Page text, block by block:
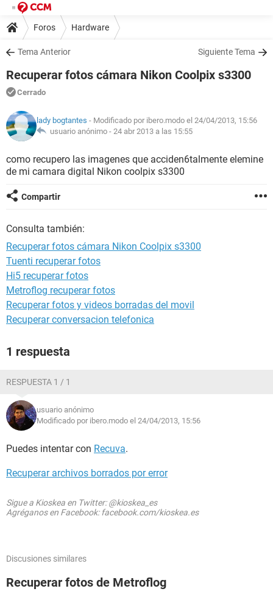
Foros Hardware
Tema Anterior Siguiente Tema
Recuperar fotos cámara Nikon Coolpix s3300
Cerrado
lady bogtantes - Modificado por ibero.modo el 24/04/2013, 15:56
usuario anónimo - 24 abr 2013 a las 15:55
como recupero las imagenes que acciden6talmente elemine
de mi camara digital Nikon coolpix s3300
Compartir
Consulta también:
Recuperar fotos cámara Nikon Coolpix s3300
Tuenti recuperar fotos
Hi5 recuperar fotos
Metroflog recuperar fotos
Recuperar fotos y videos borradas del movil
Recuperar conversacion telefonica
1 respuesta
RESPUESTA 1 / 1
usuario anónimo
Modificado por ibero.modo el 24/04/2013, 15:56
Puedes intentar con Recuva.
Recuperar archivos borrados por error
Sigue a Kioskea en Twitter: @kioskea_es
Agréganos en Facebook: facebook.com/kioskea.es
Discusiones similares
Recuperar fotos de Metroflog